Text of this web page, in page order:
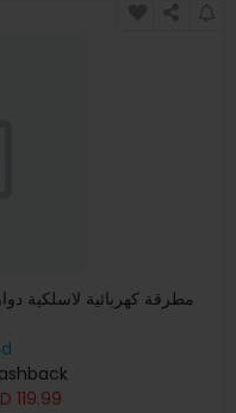
مطرقة كهربائية لاسلكية دوارة
119.99